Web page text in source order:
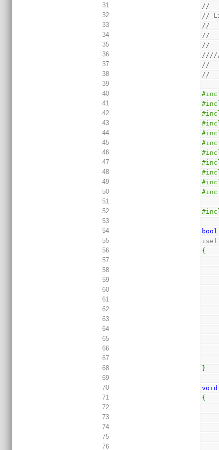
31
//
32
//
33
//
34
//
35
//
36
37
//
38
//
39
40
41
42
43
44
45
46
47
48
49
50
51
52
53
54
bool
55
56
{
57
58
59
60
61
62
63
64
65
66
67
68
}
69
70
void
71
{
72
73
74
75
76